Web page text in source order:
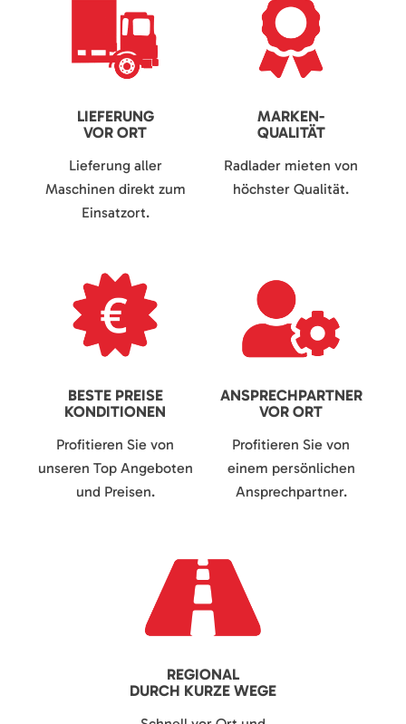
LIEFERUNG
VOR ORT
Lieferung aller
Maschinen direkt zum
Einsatzort.
MARKEN-
QUALITÄT
Radlader mieten von
höchster Qualität.
BESTE PREISE
KONDITIONEN
Profitieren Sie von
unseren Top Angeboten
und Preisen.
ANSPRECHPARTNER
VOR ORT
Profitieren Sie von
einem persönlichen
Ansprechpartner.
REGIONAL
DURCH KURZE WEGE